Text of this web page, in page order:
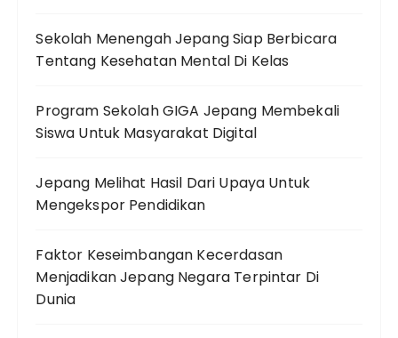
Sekolah Menengah Jepang Siap Berbicara
Tentang Kesehatan Mental Di Kelas
Program Sekolah GIGA Jepang Membekali
Siswa Untuk Masyarakat Digital
Jepang Melihat Hasil Dari Upaya Untuk
Mengekspor Pendidikan
Faktor Keseimbangan Kecerdasan
Menjadikan Jepang Negara Terpintar Di
Dunia